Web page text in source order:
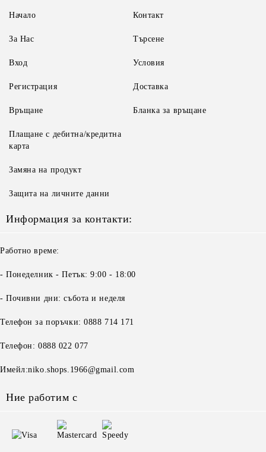
Начало
За Нас
Вход
Регистрация
Контакт
Търсене
Условия
Доставка
Връщане
Плащане с дебитна/кредитна
карта
Замяна на продукт
Защита на личните данни
Бланка за връщане
Информация за контакти:
Работно време:
- Понеделник - Петък: 9:00 - 18:00
- Почивни дни: събота и неделя
Телефон за поръчки: 0888 714 171
Телефон: 0888 022 077
Имейл:niko.shops.1966@gmail.com
Ние работим с